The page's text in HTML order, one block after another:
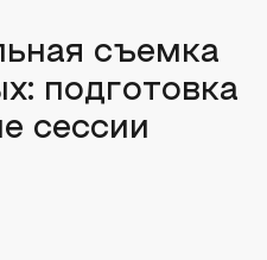
съемка
подготовка
сессии